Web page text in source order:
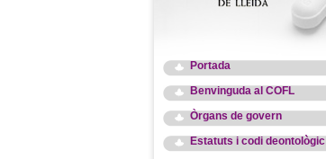
Portada
Benvinguda al COFL
Òrgans de govern
Estatuts i codi deontològic